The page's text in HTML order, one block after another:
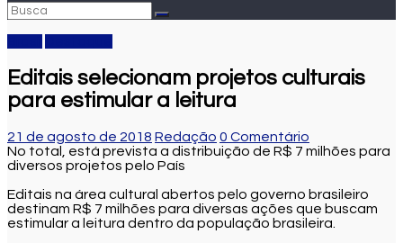
Editais selecionam projetos culturais
para estimular a leitura
21 de agosto de 2018 Redação 0 Comentário
No total, está prevista a distribuição de R$ 7 milhões para
diversos projetos pelo País
Editais na área cultural abertos pelo governo brasileiro
destinam R$ 7 milhões para diversas ações que buscam
estimular a leitura dentro da população brasileira.